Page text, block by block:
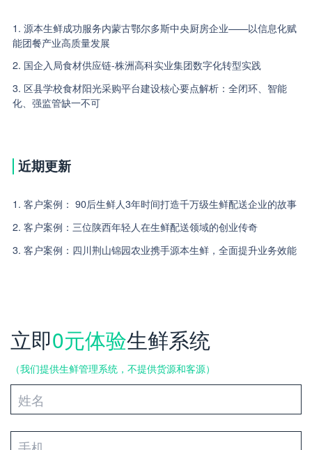
1. 源本生鲜成功服务内蒙古鄂尔多斯中央厨房企业——以信息化赋
能团餐产业高质量发展
2. 国企入局食材供应链-株洲高科实业集团数字化转型实践
3. 区县学校食材阳光采购平台建设核心要点解析：全闭环、智能
化、强监管缺一不可
近期更新
1. 客户案例： 90后生鲜人3年时间打造千万级生鲜配送企业的故事
2. 客户案例：三位陕西年轻人在生鲜配送领域的创业传奇
3. 客户案例：四川荆山锦园农业携手源本生鲜，全面提升业务效能
立即0元体验生鲜系统
（我们提供生鲜管理系统，不提供货源和客源）